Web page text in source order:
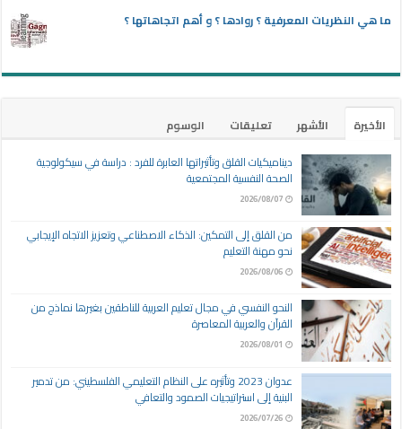
ما هي النظريات المعرفية ؟ روادها ؟ و أهم اتجاهاتها ؟
الأخيرة الأشهر تعليقات
الوسوم
ديناميكيات القلق وتأثيراتها العابرة للفرد : دراسة في سيكولوجية
الصحة النفسية المجتمعية
2026/08/07
من القلق إلى التمكين: الذكاء الاصطناعي وتعزيز الاتجاه الإيجابي
نحو مهنة التعليم
2026/08/06
النحو النفسي في مجال تعليم العربية للناطقين بغيرها نماذج من
القرآن والعربية المعاصرة
2026/08/01
عدوان 2023 وتأثيره على النظام التعليمي الفلسطيني: من تدمير
البنية إلى استراتيجيات الصمود والتعافي
2026/07/26